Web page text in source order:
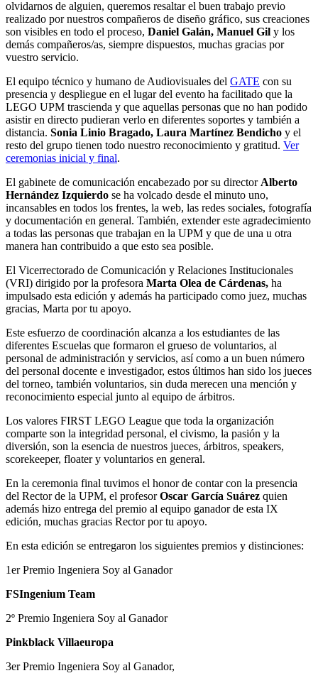
olvidarnos de alguien, queremos resaltar el buen trabajo previo
realizado por nuestros compañeros de diseño gráfico, sus creaciones
son visibles en todo el proceso, Daniel Galán, Manuel Gil y los
demás compañeros/as, siempre dispuestos, muchas gracias por
vuestro servicio.
El equipo técnico y humano de Audiovisuales del GATE con su
presencia y despliegue en el lugar del evento ha facilitado que la
LEGO UPM trascienda y que aquellas personas que no han podido
asistir en directo pudieran verlo en diferentes soportes y también a
distancia. Sonia Linio Bragado, Laura Martínez Bendicho y el
resto del grupo tienen todo nuestro reconocimiento y gratitud. Ver
ceremonias inicial y final.
El gabinete de comunicación encabezado por su director Alberto
Hernández Izquierdo se ha volcado desde el minuto uno,
incansables en todos los frentes, la web, las redes sociales, fotografía
y documentación en general. También, extender este agradecimiento
a todas las personas que trabajan en la UPM y que de una u otra
manera han contribuido a que esto sea posible.
El Vicerrectorado de Comunicación y Relaciones Institucionales
(VRI) dirigido por la profesora Marta Olea de Cárdenas, ha
impulsado esta edición y además ha participado como juez, muchas
gracias, Marta por tu apoyo.
Este esfuerzo de coordinación alcanza a los estudiantes de las
diferentes Escuelas que formaron el grueso de voluntarios, al
personal de administración y servicios, así como a un buen número
del personal docente e investigador, estos últimos han sido los jueces
del torneo, también voluntarios, sin duda merecen una mención y
reconocimiento especial junto al equipo de árbitros.
Los valores FIRST LEGO League que toda la organización
comparte son la integridad personal, el civismo, la pasión y la
diversión, son la esencia de nuestros jueces, árbitros, speakers,
scorekeeper, floater y voluntarios en general.
En la ceremonia final tuvimos el honor de contar con la presencia
del Rector de la UPM, el profesorOscar García Suárez quien
además hizo entrega del premio al equipo ganador de esta IX
edición, muchas gracias Rector por tu apoyo.
En esta edición se entregaron los siguientes premios y distinciones:
1er Premio Ingeniera Soy al Ganador
FSIngenium Team
2º Premio Ingeniera Soy al Ganador
Pinkblack Villaeuropa
3er Premio Ingeniera Soy al Ganador,